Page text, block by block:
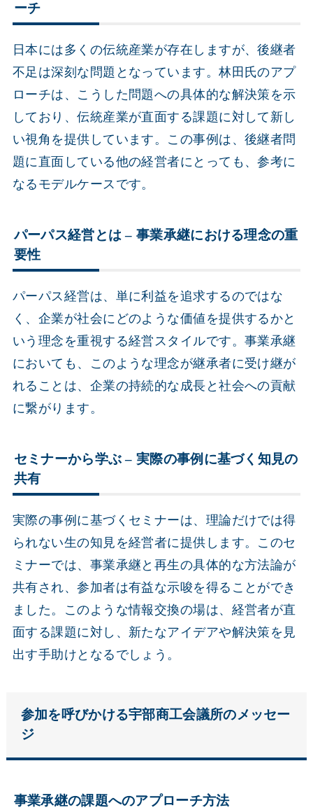
ーチ
日本には多くの伝統産業が存在しますが、後継者
不足は深刻な問題となっています。林田氏のアプ
ローチは、こうした問題への具体的な解決策を示
しており、伝統産業が直面する課題に対して新し
い視角を提供しています。この事例は、後継者問
題に直面している他の経営者にとっても、参考に
なるモデルケースです。
パーパス経営とは – 事業承継における理念の重
要性
パーパス経営は、単に利益を追求するのではな
く、企業が社会にどのような価値を提供するかと
いう理念を重視する経営スタイルです。事業承継
においても、このような理念が継承者に受け継が
れることは、企業の持続的な成長と社会への貢献
に繋がります。
セミナーから学ぶ – 実際の事例に基づく知見の
共有
実際の事例に基づくセミナーは、理論だけでは得
られない生の知見を経営者に提供します。このセ
ミナーでは、事業承継と再生の具体的な方法論が
共有され、参加者は有益な示唆を得ることができ
ました。このような情報交換の場は、経営者が直
面する課題に対し、新たなアイデアや解決策を見
出す手助けとなるでしょう。
参加を呼びかける宇部商工会議所のメッセー
ジ
事業承継の課題へのアプローチ方法